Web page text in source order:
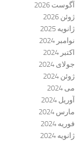
آگوست 2026
ژوئن 2026
ژانویه 2025
نوامبر 2024
اکتبر 2024
جولای 2024
ژوئن 2024
می 2024
آوریل 2024
مارس 2024
فوریه 2024
ژانویه 2024